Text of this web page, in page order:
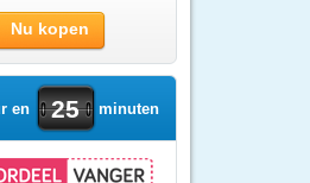
Nu kopen
en 25 minuten